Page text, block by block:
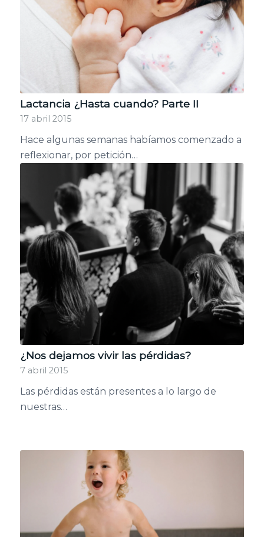
Lactancia ¿Hasta cuando? Parte II
17 abril 2015
Hace algunas semanas habíamos comenzado a
reflexionar, por petición…
¿Nos dejamos vivir las pérdidas?
7 abril 2015
Las pérdidas están presentes a lo largo de
nuestras…